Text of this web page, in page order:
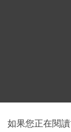
如果您正在閱